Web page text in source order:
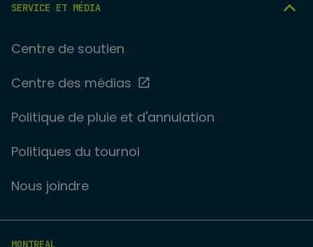
SERVICE ET MÉDIA
Centre de soutien
Centre des médias
Politique de pluie et d'annulation
Politiques du tournoi
Nous joindre
MONTREAL